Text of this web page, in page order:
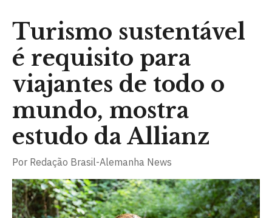
Turismo sustentável
é requisito para
viajantes de todo o
mundo, mostra
estudo da Allianz
Por Redação Brasil-Alemanha News